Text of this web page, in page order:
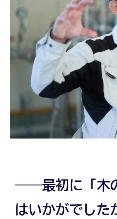
――最初に「木
はいかがでした